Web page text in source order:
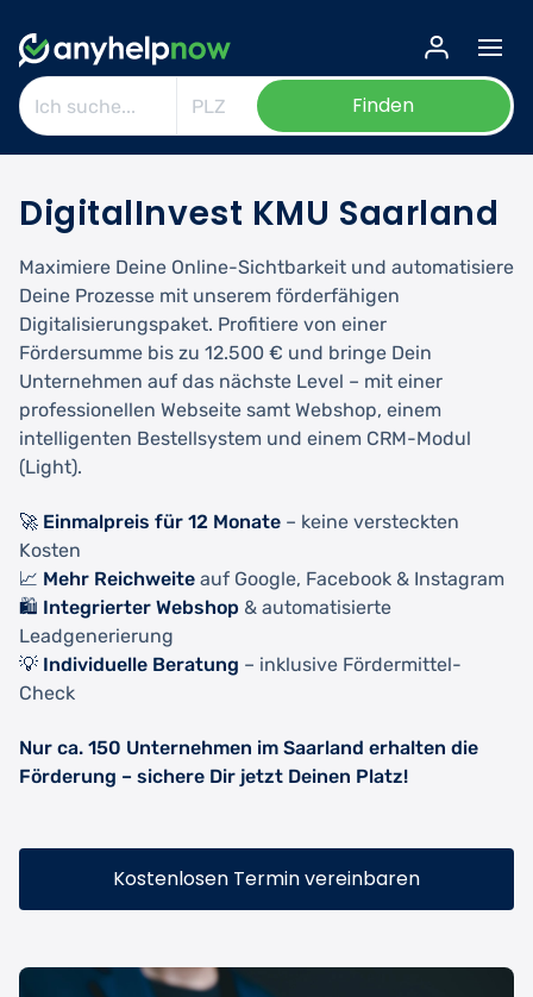
Finden
DigitalInvest KMU Saarland
Maximiere Deine Online-Sichtbarkeit und automatisiere
Deine Prozesse mit unserem förderfähigen
Digitalisierungspaket. Profitiere von einer
Fördersumme bis zu 12.500 € und bringe Dein
Unternehmen auf das nächste Level – mit einer
professionellen Webseite samt Webshop, einem
intelligenten Bestellsystem und einem CRM-Modul
(Light).
🚀 Einmalpreis für 12 Monate – keine versteckten
Kosten
📈 Mehr Reichweite auf Google, Facebook & Instagram
🛍️ Integrierter Webshop & automatisierte
Leadgenerierung
💡 Individuelle Beratung – inklusive Fördermittel-
Check
Nur ca. 150 Unternehmen im Saarland erhalten die
Förderung – sichere Dir jetzt Deinen Platz!
Kostenlosen Termin vereinbaren